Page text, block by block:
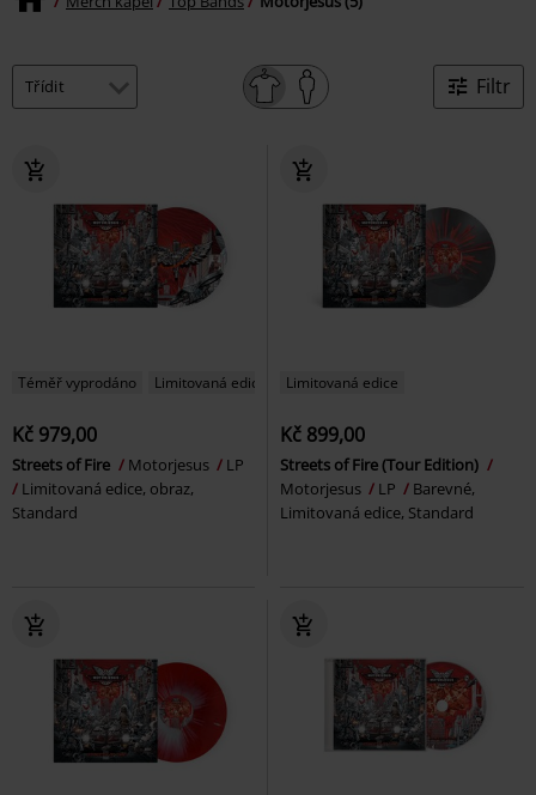
Filtr
Téměř vyprodáno Limitovaná edice
Kč 979,00
Streets of Fire Motorjesus
LP
Limitovaná edice, obraz,
Standard
Limitovaná edice
Kč 899,00
Streets of Fire (Tour Edition)
Motorjesus
LP
Barevné,
Limitovaná edice, Standard